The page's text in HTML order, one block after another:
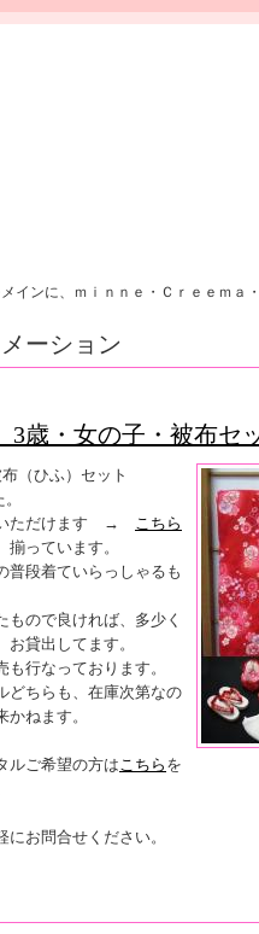
インに、ｍｉｎｎｅ・Ｃｒｅｅｍａ
ーション
3歳・女の子・被布セ
（ひふ）セット
いただけます → こちら
揃っています。
普段着ていらっしゃるも
もので良ければ、多少く
貸出してます。
も行なっております。
どちらも、在庫次第なの
ねます。
ルご希望の方はこちら を
にお問合せください。